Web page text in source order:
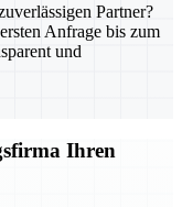
Partner?
Anfrage bis zum
und
Ihren